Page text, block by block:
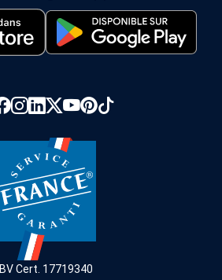
BV Cert. 17719340